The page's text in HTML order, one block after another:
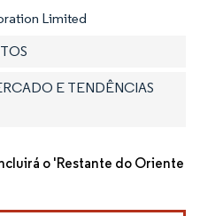
Limited
E TENDÊNCIAS
o 'Restante do Oriente